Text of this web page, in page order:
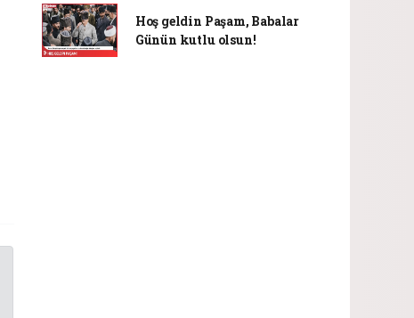
Hoş geldin Paşam, Babalar
Günün kutlu olsun!